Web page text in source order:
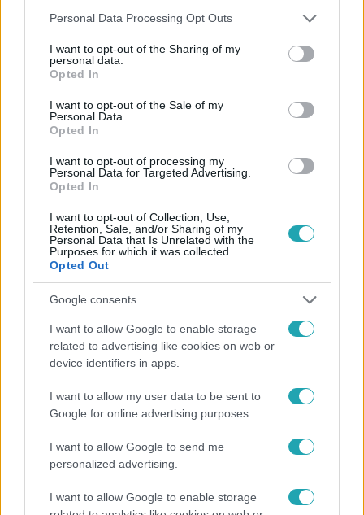
Please note that this website/app uses one or more Google
not limited to your visit or usage behaviour. You may click to
grant or deny consent to Google and its third-party tags to
use your data for below specified purposes in below Google
consent section.
Personal Data Processing Opt Outs
I want to opt-out of the Sharing of my
personal data.
Opted In
I want to opt-out of the Sale of my
Personal Data.
Opted In
I want to opt-out of processing my
Personal Data for Targeted Advertising.
Opted In
I want to opt-out of Collection, Use,
Retention, Sale, and/or Sharing of my
Personal Data that Is Unrelated with the
Purposes for which it was collected.
Opted Out
Google consents
I want to allow Google to enable storage
related to advertising like cookies on web or
device identifiers in apps.
I want to allow my user data to be sent to
Google for online advertising purposes.
I want to allow Google to send me
personalized advertising.
I want to allow Google to enable storage
Követem
300 MILLIÓ
Népszerű